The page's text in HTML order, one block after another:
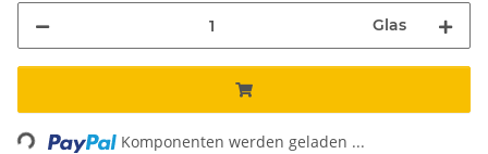
Glas
Loading... Komponenten werden geladen ...